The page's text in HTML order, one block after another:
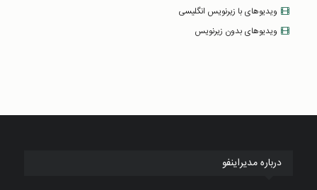
ویدیوهای با زیرنویس انگلیسی
ویدیوهای بدون زیرنویس
درباره مدیراینفو